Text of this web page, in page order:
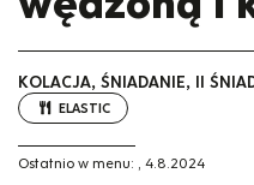
KOLACJA, ŚNIADANIE, II
ELASTIC
Ostatnio w menu: , 4.8.2024